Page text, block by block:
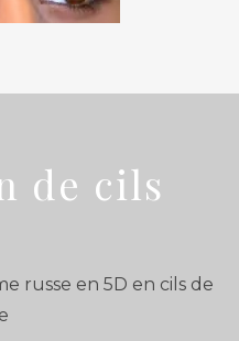
de cils
russe en 5D en cils de